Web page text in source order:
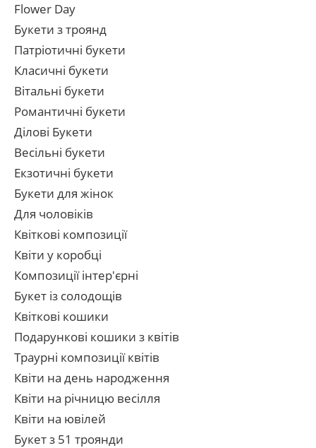
Flower Day
Букети з троянд
Патріотичні букети
Класичні букети
Вітальні букети
Романтичні букети
Ділові Букети
Весільні букети
Екзотичні букети
Букети для жінок
Для чоловіків
Квіткові композиції
Квіти у коробці
Композиції інтер'єрні
Букет із солодощів
Квіткові кошики
Подарункові кошики з квітів
Траурні композиції квітів
Квіти на день народження
Квіти на річницю весілля
Квіти на ювілей
Букет з 51 троянди